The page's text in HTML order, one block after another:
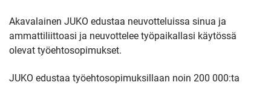
Akavalainen JUKO edustaa neuvotteluissa sinua ja
ammattiliittoasi ja neuvottelee työpaikallasi käytössä
olevat työehtosopimukset.
JUKO edustaa työehtosopimuksillaan noin 200 000:ta